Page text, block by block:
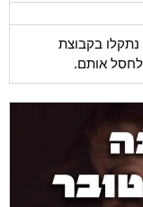
נתקלו בקבוצת
לחסל אותם.